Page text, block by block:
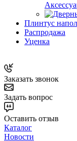
Плинтус
Распродажа
Уценка
Заказать звонок
Задать вопрос
Оставить отзыв
Каталог
Новости